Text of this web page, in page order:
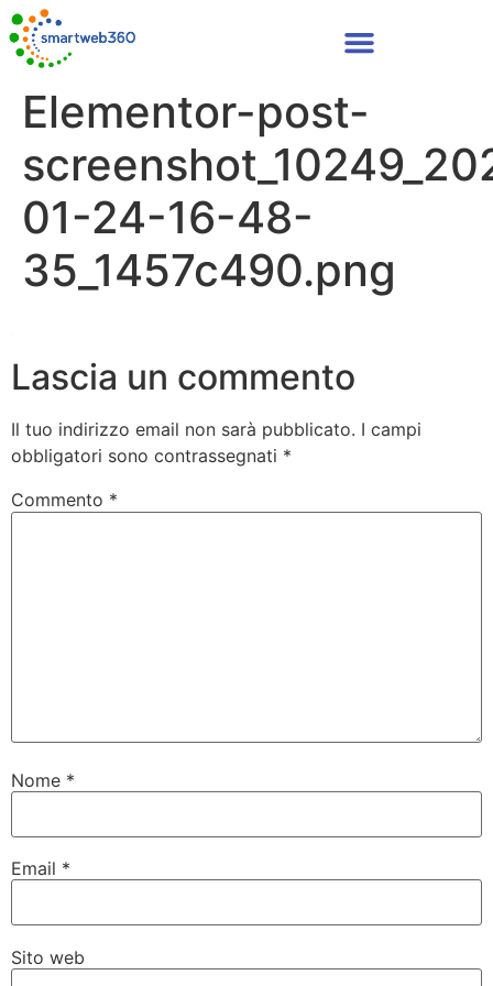
Elementor-post-
01-24-16-48-
35_1457c490.png
Lascia un commento
Il tuo indirizzo email non sarà pubblicato. I campi
obbligatori sono contrassegnati *
Commento *
Nome *
Email *
Sito web